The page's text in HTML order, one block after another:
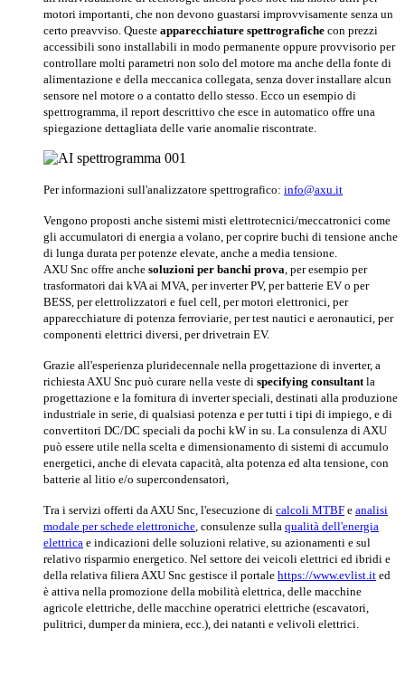
motori importanti, che non devono guastarsi improvvisamente senza un
certo preavviso. Queste apparecchiature spettrografiche con prezzi
accessibili sono installabili in modo permanente oppure provvisorio per
controllare molti parametri non solo del motore ma anche della fonte di
alimentazione e della meccanica collegata, senza dover installare alcun
sensore nel motore o a contatto dello stesso. Ecco un esempio di
spettrogramma, il report descrittivo che esce in automatico offre una
spiegazione dettagliata delle varie anomalie riscontrate.
Per informazioni sull'analizzatore spettrografico: info@axu.it
Vengono proposti anche sistemi misti elettrotecnici/meccatronici come
gli accumulatori di energia a volano, per coprire buchi di tensione anche
di lunga durata per potenze elevate, anche a media tensione.
AXU Snc offre anche soluzioni per banchi prova, per esempio per
trasformatori dai kVA ai MVA, per inverter PV, per batterie EV o per
BESS, per elettrolizzatori e fuel cell, per motori elettronici, per
apparecchiature di potenza ferroviarie, per test nautici e aeronautici, per
componenti elettrici diversi, per drivetrain EV.
Grazie all'esperienza pluridecennale nella progettazione di inverter, a
richiesta AXU Snc può curare nella veste di specifying consultantla
progettazione e la fornitura di inverter speciali, destinati alla produzione
industriale in serie, di qualsiasi potenza e per tutti i tipi di impiego, e di
convertitori DC/DC speciali da pochi kW in su. La consulenza di AXU
può essere utile nella scelta e dimensionamento di sistemi di accumulo
energetici, anche di elevata capacità, alta potenza ed alta tensione, con
batterie al litio e/o supercondensatori,
Tra i servizi offerti da AXU Snc, l'esecuzione di calcoli MTBF e analisi
modale per schede elettroniche, consulenze sulla qualità dell'energia
elettrica e indicazioni delle soluzioni relative, su azionamenti e sul
relativo risparmio energetico. Nel settore dei veicoli elettrici ed ibridi e
della relativa filiera AXU Snc gestisce il portale https://www.evlist.it ed
è attiva nella promozione della mobilità elettrica, delle macchine
agricole elettriche, delle macchine operatrici elettriche (escavatori,
pulitrici, dumper da miniera, ecc.), dei natanti e velivoli elettrici.